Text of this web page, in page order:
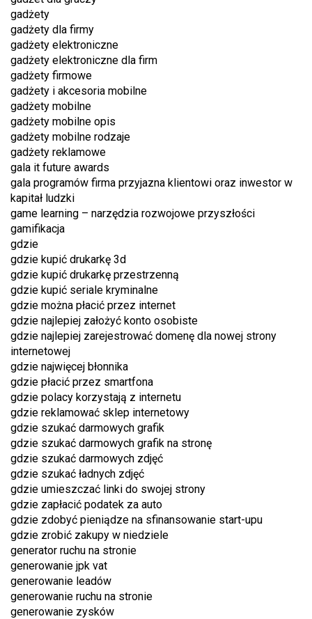
gadżety
gadżety dla firmy
gadżety elektroniczne
gadżety elektroniczne dla firm
gadżety firmowe
gadżety i akcesoria mobilne
gadżety mobilne
gadżety mobilne opis
gadżety mobilne rodzaje
gadżety reklamowe
gala it future awards
gala programów firma przyjazna klientowi oraz inwestor w
kapitał ludzki
game learning – narzędzia rozwojowe przyszłości
gamifikacja
gdzie
gdzie kupić drukarkę 3d
gdzie kupić drukarkę przestrzenną
gdzie kupić seriale kryminalne
gdzie można płacić przez internet
gdzie najlepiej założyć konto osobiste
gdzie najlepiej zarejestrować domenę dla nowej strony
internetowej
gdzie najwięcej błonnika
gdzie płacić przez smartfona
gdzie polacy korzystają z internetu
gdzie reklamować sklep internetowy
gdzie szukać darmowych grafik
gdzie szukać darmowych grafik na stronę
gdzie szukać darmowych zdjęć
gdzie szukać ładnych zdjęć
gdzie umieszczać linki do swojej strony
gdzie zapłacić podatek za auto
gdzie zdobyć pieniądze na sfinansowanie start-upu
gdzie zrobić zakupy w niedziele
generator ruchu na stronie
generowanie jpk vat
generowanie leadów
generowanie ruchu na stronie
generowanie zysków